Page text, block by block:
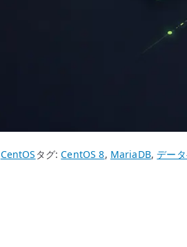
CentOS タグ:CentOS 8, MariaDB,デー